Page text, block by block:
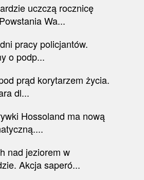
uczczą rocznicę
Wa...
pracy policjantów.
o podp...
prąd korytarzem życia.
dl...
Hossoland ma nową
nad jeziorem w
Akcja saperó...